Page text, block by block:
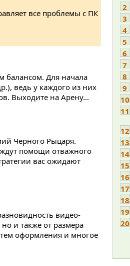
все проблемы с ПК
балансом. Для начала
ведь у каждого из них
Выходите на Арену...
Черного Рыцаря.
помощи отважного
вас ожидают
видео-
и также от размера
оформления и многое
2
3
4
5
6
7
8
9
10
11
12
13
14
15
16
17
18
19
20